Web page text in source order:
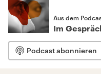
Aus dem
Im
Podcast abonnieren